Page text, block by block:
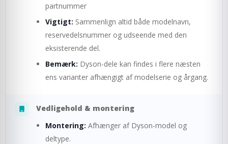
partnummer
Vigtigt: Sammenlign altid både modelnavn,
reservedelsnummer og udseende med den
eksisterende del.
Bemærk: Dyson-dele kan findes i flere næsten
ens varianter afhængigt af modelserie og årgang.
Vedligehold & montering
Montering: Afhænger af Dyson-model og
deltype.